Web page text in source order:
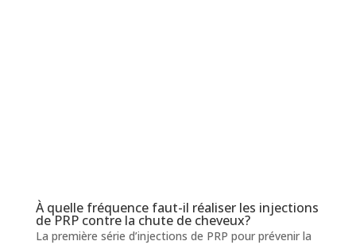
À quelle fréquence faut-il réaliser les injections
de PRP contre la chute de cheveux?
La première série d’injections de PRP pour prévenir la